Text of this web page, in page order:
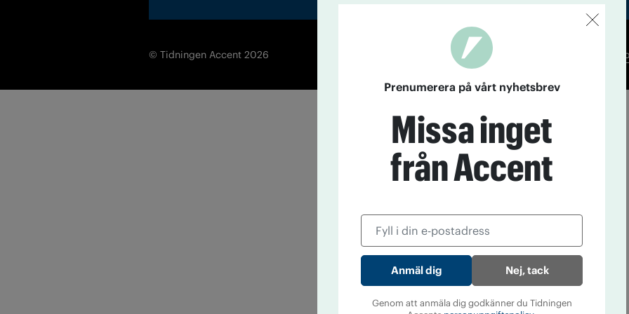
© Tidningen Accent 2026
Prenumerera på vårt nyhetsbrev
Missa inget
från Accent
Nej, tack
Genom att anmäla dig godkänner du Tidningen